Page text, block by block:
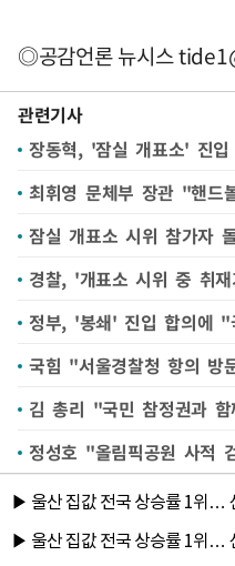
◎공감언론 뉴시스
관련기사
잠실 개표소 시위 참가자
정성호 "올림픽공원 사적